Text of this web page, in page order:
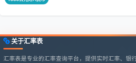
关于汇率表
汇率表是专业的汇率查询平台，提供实时汇率、银